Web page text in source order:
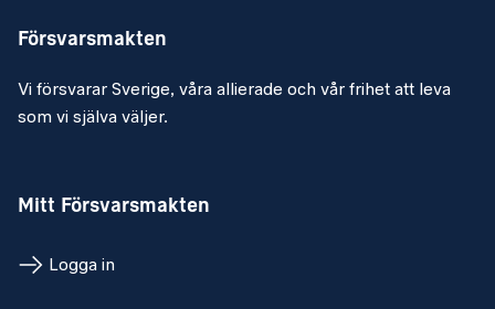
Försvarsmakten
Vi försvarar Sverige, våra allierade och vår frihet att leva
som vi själva väljer.
Mitt Försvarsmakten
Logga in